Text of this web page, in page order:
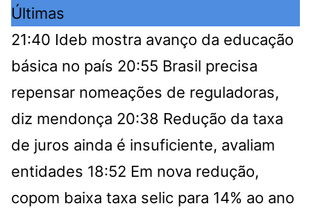
Últimas
21:40 Ideb mostra avanço da educação
básica no país 20:55 Brasil precisa
repensar nomeações de reguladoras,
diz mendonça 20:38 Redução da taxa
de juros ainda é insuficiente, avaliam
entidades 18:52 Em nova redução,
copom baixa taxa selic para 14% ao ano